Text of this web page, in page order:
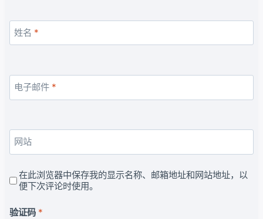
姓名 *
电子邮件 *
网站
在此浏览器中保存我的显示名称、邮箱地址和网站地址，以
便下次评论时使用。
验证码 *